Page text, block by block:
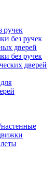
ручек
без ручек
дверей
без ручек
дверей